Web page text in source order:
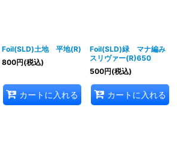
Foil(SLD)土地 平地(R)
800円(税込)
カートに入れる
Foil(SLD)緑 マナ編み
スリヴァー(R)650
500円(税込)
カートに入れる